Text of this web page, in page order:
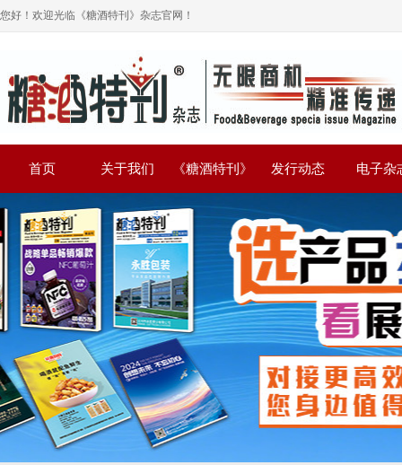
您好！欢迎光临《糖酒特刊》杂志官网！
首页 关于我们 《糖酒特刊》 发行动态 电子杂